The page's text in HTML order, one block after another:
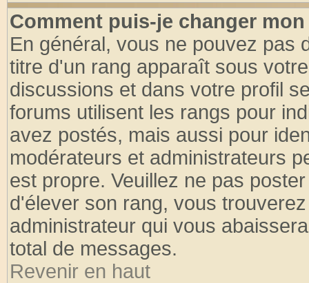
Comment puis-je changer
En général, vous ne pouvez pas
titre d'un rang apparaît sous
discussions et dans votre profil
forums utilisent les rangs pour
avez postés, mais aussi pour
modérateurs et administrateurs
est propre. Veuillez ne pas
d'élever son rang, vous
administrateur qui vous
total de messages.
Revenir en haut